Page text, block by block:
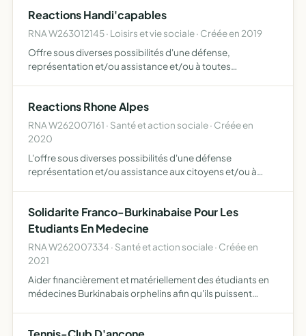
Reactions Handi'capables
RNA W263012145 · Loisirs et vie sociale · Créée en 2019
Offre sous diverses possibilités d'une défense,
représentation et/ou assistance et/ou à toutes
ainsi que les personnes …
Reactions Rhone Alpes
RNA W262007161 · Santé et action sociale · Créée en
2020
L'offre sous diverses possibilités d'une défense
représentation et/ou assistance aux citoyens et/ou à
ainsi que l…
Solidarite Franco-Burkinabaise Pour Les
Etudiants En Medecine
RNA W262007334 · Santé et action sociale · Créée en
2021
Aider financièrement et matériellement des étudiants en
médecines Burkinabais orphelins afin qu'ils puissent